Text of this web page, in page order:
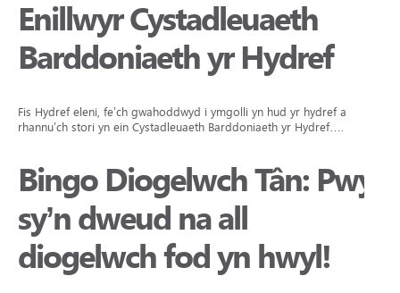
Enillwyr Cystadleuaeth
Barddoniaeth yr Hydref
Fis Hydref eleni, fe’ch gwahoddwyd i ymgolli yn hud yr hydref a
rhannu’ch stori yn ein Cystadleuaeth Barddoniaeth yr Hydref….
Bingo Diogelwch Tân: Pwy
sy’n dweud na all
diogelwch fod yn hwyl!